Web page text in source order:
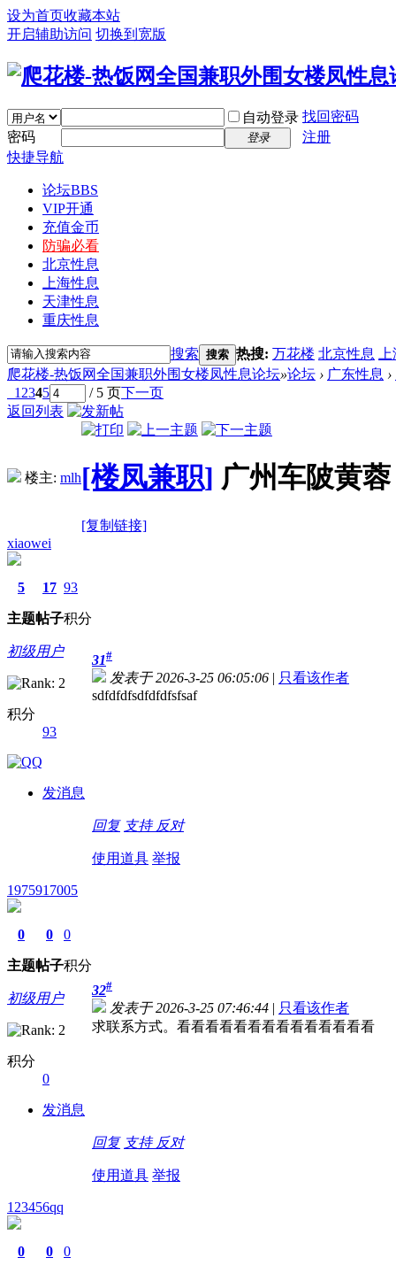
设为首页收藏本站
开启辅助访问 切换到宽版
自动登录 找回密码
密码
登录
注册
快捷导航
论坛BBS
VIP开通
充值金币
防骗必看
北京性息
上海性息
天津性息
重庆性息
搜索 搜索 热搜: 万花楼 北京性息
爬花楼-热饭网全国兼职外围女楼凤性息论坛»论坛 › 广东性息 ›
1 2345 / 5 页下一页
返回列表
楼主: mlh[楼凤兼职] 广州车陂黄
[复制链接]
xiaowei
5
主题
17
帖子
93
积分
初级用户
积分
93
发消息
31#
发表于 2026-3-25 06:05:06 | 只看该作者
sdfdfdfsdfdfdfsfsaf
回复 支持 反对
使用道具 举报
1975917005
0
主题
0
帖子
0
积分
初级用户
积分
0
发消息
32#
发表于 2026-3-25 07:46:44 | 只看该作者
求联系方式。看看看看看看看看看看看看看看
回复 支持 反对
使用道具 举报
123456qq
0 0 0